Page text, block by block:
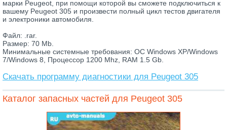
марки Peugeot, при помощи которой вы сможете подключиться к
вашему Peugeot 305 и произвести полный цикл тестов двигателя
и электроники автомобиля.
Файл: .rar.
Размер: 70 Mb.
Минимальные системные требования: ОС Windows XP/Windows
7/Windows 8, Процессор 1200 Mhz, RAM 1.5 Gb.
Скачать программу диагностики для Peugeot 305
Каталог запасных частей для Peugeot 305